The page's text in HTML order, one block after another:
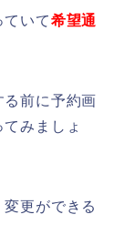
いて希望通
前に予約画
みましょ
更ができる